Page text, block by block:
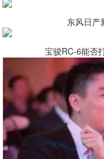
东风日产
宝骏RC-6能否